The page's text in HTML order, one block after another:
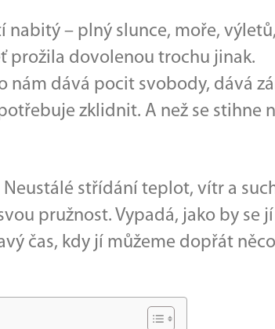
nabitý – plný slunce, moře,
prožila dovolenou trochu jinak.
nám dává pocit svobody, dává
zklidnit. A než se stihne
střídání teplot, vítr a
pružnost. Vypadá, jako by se
čas, kdy jí můžeme dopřát